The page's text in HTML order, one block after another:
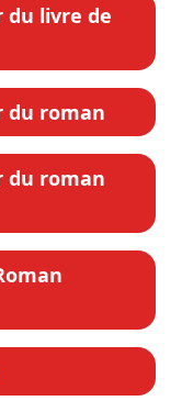
du livre de
du roman
du roman